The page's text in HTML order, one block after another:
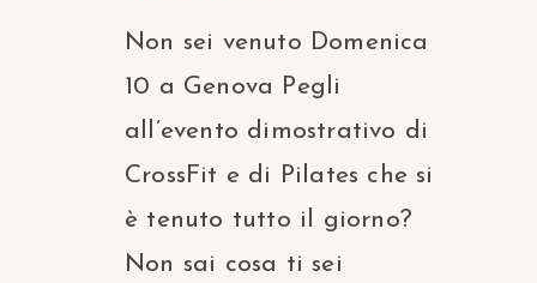
Non sei venuto Domenica
10 a Genova Pegli
all’evento dimostrativo di
CrossFit e di Pilates che si
è tenuto tutto il giorno?
Non sai cosa ti sei